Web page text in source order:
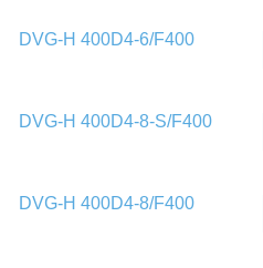
DVG-H 400D4-6/F400
DVG-H 400D4-8-S/F400
DVG-H 400D4-8/F400